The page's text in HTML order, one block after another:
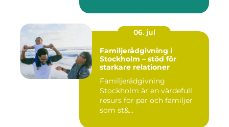
06. jul
Familjerådgivning i
Stockholm – stöd för
starkare relationer
Familjerådgivning
Stockholm är en värdefull
resurs för par och familjer
som st&...